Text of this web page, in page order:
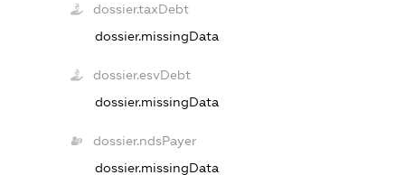
dossier.taxDebt
dossier.missingData
dossier.esvDebt
dossier.missingData
dossier.ndsPayer
dossier.missingData